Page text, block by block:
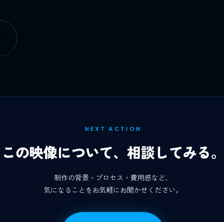
NEXT ACTION
この映像について、相談してみる
制作の背景・プロセス・費用感など、
気になることをお気軽にお聞かせください。